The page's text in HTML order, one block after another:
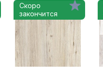
Скоро
закончится